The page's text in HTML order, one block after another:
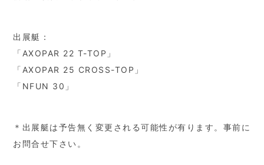
出展艇：
「AXOPAR 22 T-TOP」
「AXOPAR 25 CROSS-TOP」
「NFUN 30」
＊出展艇は予告無く変更される可能性が有ります。事前に
お問合せ下さい。